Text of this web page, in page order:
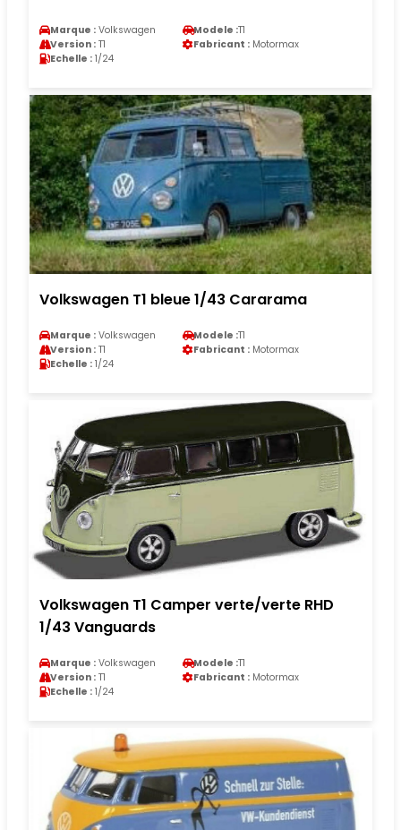
Marque : Volkswagen Modele :T1
Version : T1 Fabricant : Motormax
Echelle : 1/24
Volkswagen T1 bleue 1/43 Cararama
Marque : Volkswagen Modele :T1
Version : T1 Fabricant : Motormax
Echelle : 1/24
Volkswagen T1 Camper verte/verte RHD
1/43 Vanguards
Marque : Volkswagen Modele :T1
Version : T1 Fabricant : Motormax
Echelle : 1/24